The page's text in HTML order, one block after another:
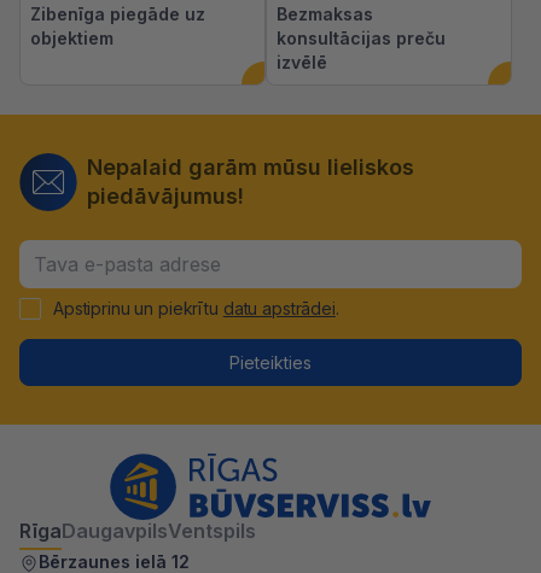
Zibenīga piegāde uz
objektiem
Bezmaksas
konsultācijas preču
izvēlē
Nepalaid garām mūsu lieliskos
piedāvājumus!
Apstiprinu un piekrītu datu apstrādei.
Pieteikties
RīgaDaugavpilsVentspils
Bērzaunes ielā 12